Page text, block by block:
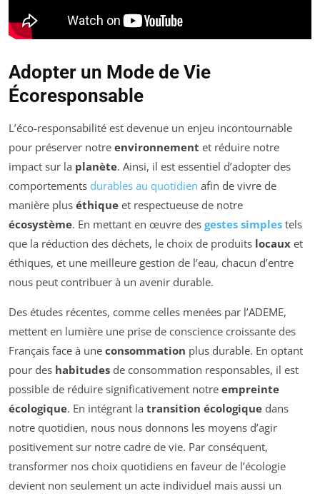
Adopter un Mode de Vie
Écoresponsable
L’éco-responsabilité est devenue un enjeu incontournable
pour préserver notre environnement et réduire notre
impact sur la planète. Ainsi, il est essentiel d’adopter des
comportements durables au quotidien afin de vivre de
manière plus éthique et respectueuse de notre
écosystème. En mettant en œuvre des gestes simples tels
que la réduction des déchets, le choix de produits locaux et
éthiques, et une meilleure gestion de l’eau, chacun d’entre
nous peut contribuer à un avenir durable.
Des études récentes, comme celles menées par l’ADEME,
mettent en lumière une prise de conscience croissante des
Français face à une consommation plus durable. En optant
pour des habitudes de consommation responsables, il est
possible de réduire significativement notre empreinte
écologique. En intégrant la transition écologique dans
notre quotidien, nous nous donnons les moyens d’agir
positivement sur notre cadre de vie. Par conséquent,
transformer nos choix quotidiens en faveur de l’écologie
devient non seulement un acte individuel mais aussi un